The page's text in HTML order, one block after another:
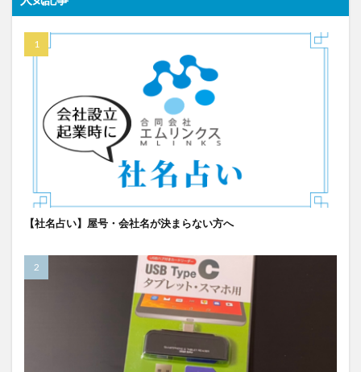
【社名占い】屋号・会社名が決まらない方へ